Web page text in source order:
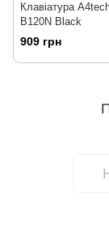
Клавіатура
B120N Black
909 грн